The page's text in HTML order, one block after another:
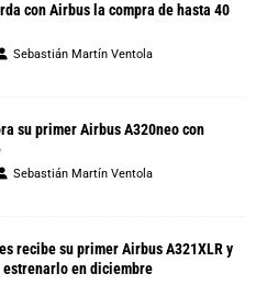
con Airbus la compra de hasta 40
Sebastián Martín Ventola
su primer Airbus A320neo con
Sebastián Martín Ventola
recibe su primer Airbus A321XLR y
en diciembre